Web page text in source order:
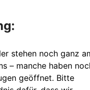
stehen noch ganz
– manche haben
geöffnet. Bitte